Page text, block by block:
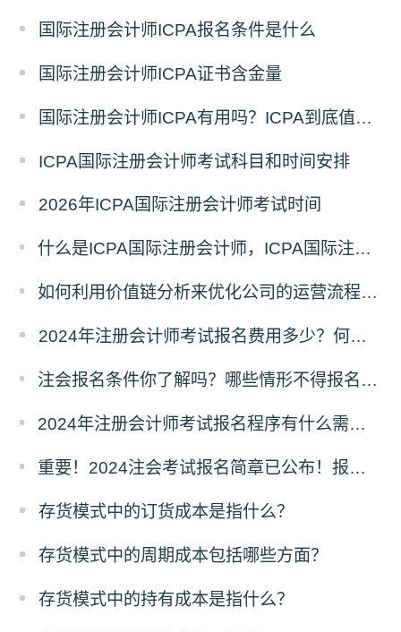
国际注册会计师ICPA报名条件是什么
国际注册会计师ICPA证书含金量
国际注册会计师ICPA有用吗？ICPA到底值不值得考
ICPA国际注册会计师考试科目和时间安排
2026年ICPA国际注册会计师考试时间
什么是ICPA国际注册会计师，ICPA国际注册会计师简介
如何利用价值链分析来优化公司的运营流程和降低成本风险？
2024年注册会计师考试报名费用多少？何时交费？
注会报名条件你了解吗？哪些情形不得报名参加考试？
2024年注册会计师考试报名程序有什么需要注意的地方？
重要！2024注会考试报名简章已公布！报考条件、考试安排确定!
存货模式中的订货成本是指什么？
存货模式中的周期成本包括哪些方面？
存货模式中的持有成本是指什么？